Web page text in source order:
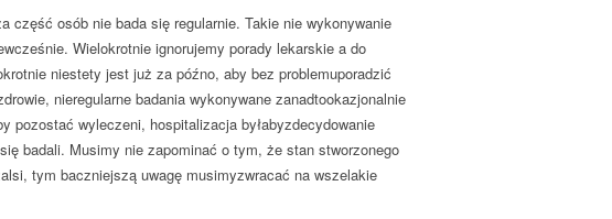
część osób nie bada się regularnie. Takie nie wykonywanie
Wielokrotnie ignorujemy porady lekarskie a do
niestety jest już za późno, aby bez problemuporadzić
nieregularne badania wykonywane zanadtookazjonalnie
pozostać wyleczeni, hospitalizacja byłabyzdecydowanie
badali. Musimy nie zapominać o tym, że stan stworzonego
tym baczniejszą uwagę musimyzwracać na wszelakie